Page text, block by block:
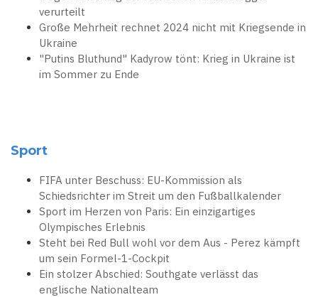
verurteilt
Große Mehrheit rechnet 2024 nicht mit Kriegsende in
Ukraine
"Putins Bluthund" Kadyrow tönt: Krieg in Ukraine ist
im Sommer zu Ende
Sport
FIFA unter Beschuss: EU-Kommission als
Schiedsrichter im Streit um den Fußballkalender
Sport im Herzen von Paris: Ein einzigartiges
Olympisches Erlebnis
Steht bei Red Bull wohl vor dem Aus - Perez kämpft
um sein Formel-1-Cockpit
Ein stolzer Abschied: Southgate verlässt das
englische Nationalteam